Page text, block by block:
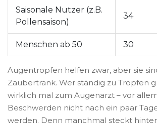
Saisonale Nutzer (z.B.
Pollensaison)
34
Menschen ab 50 30
Augentropfen helfen zwar, aber sie
Zaubertrank. Wer ständig zu Tropfen
wirklich mal zum Augenarzt – vor
Beschwerden nicht nach ein paar
werden. Denn manchmal steckt